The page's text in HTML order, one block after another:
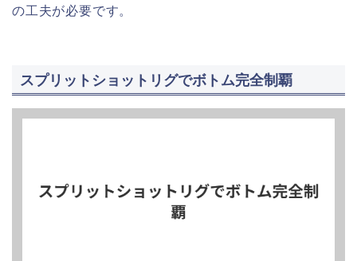
の工夫が必要です。
スプリットショットリグでボトム完全制覇